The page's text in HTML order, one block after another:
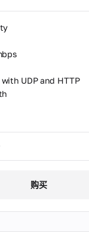
with UDP and HTTP
购买